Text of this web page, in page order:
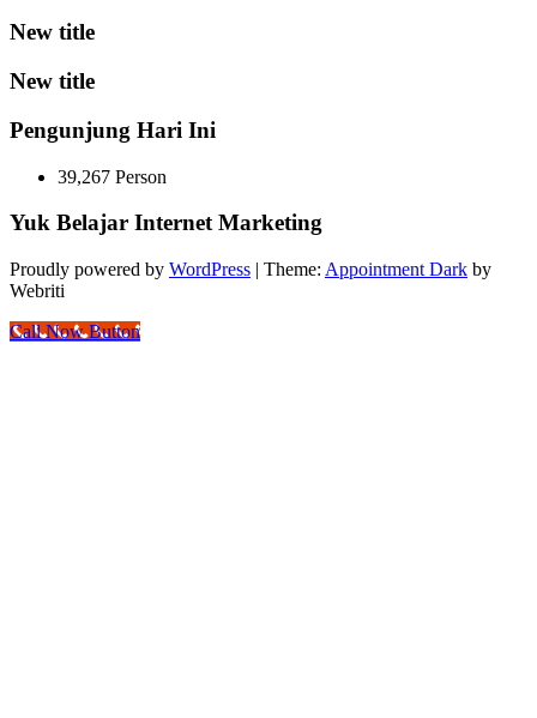
New title
New title
Pengunjung Hari Ini
39,267 Person
Yuk Belajar Internet Marketing
Proudly powered by WordPress | Theme: Appointment Dark by
Webriti
Call Now Button